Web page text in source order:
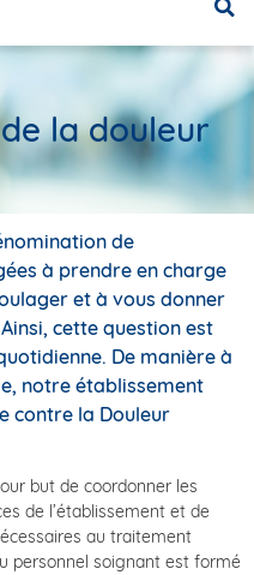
la douleur
de
à prendre en charge
et à vous donner
cette question est
De manière à
notre établissement
contre la Douleur
but de coordonner les
de l’établissement et de
au traitement
personnel soignant est formé